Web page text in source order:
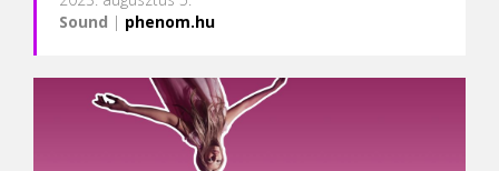
Sound | phenom.hu